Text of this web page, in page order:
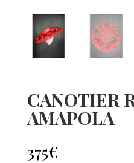
CANOTIER
AMAPOLA
375€